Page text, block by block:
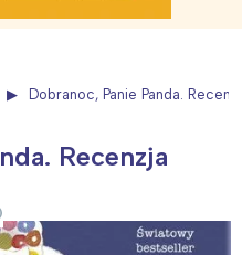
Dobranoc, Panie Panda.
Recenzja